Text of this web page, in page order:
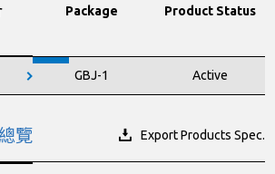
Package Product Status
GBJ-1 Active
覽 Export Products Spec.